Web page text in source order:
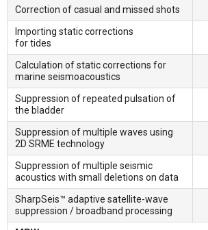
Correction of casual and missed shots
Importing static corrections
for tides
Calculation of static corrections for
marine seismoacoustics
Suppression of repeated pulsation of
the bladder
Suppression of multiple waves using
2D SRME technology
Suppression of multiple seismic
acoustics with small deletions on data
SharpSeis™ adaptive satellite-wave
suppression / broadband processing